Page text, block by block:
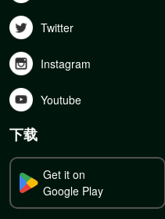
Twitter
Instagram
Youtube
下载
Get it on
Google Play